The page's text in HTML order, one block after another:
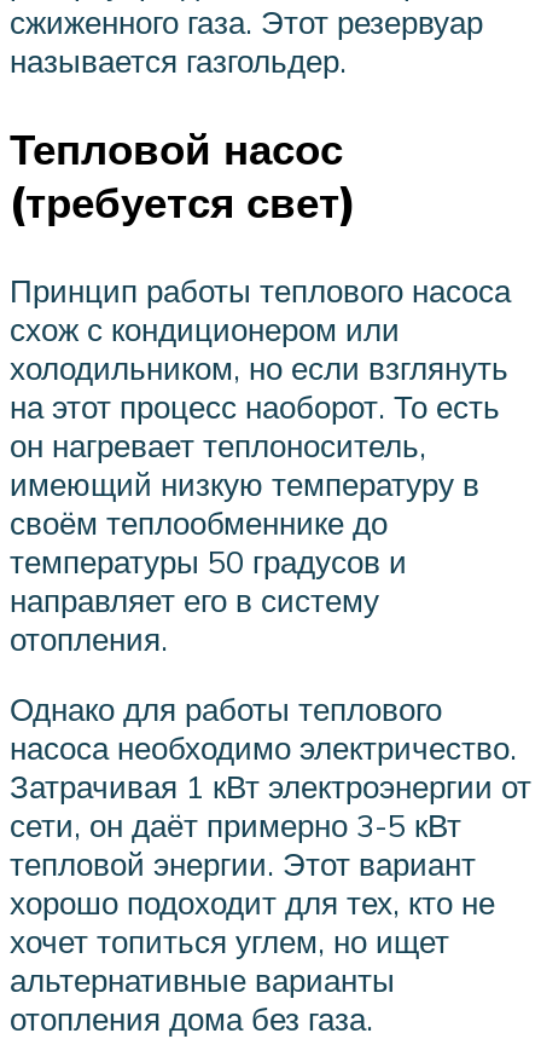
сжиженного газа. Этот резервуар
называется газгольдер.
Тепловой насос
(требуется свет)
Принцип работы теплового насоса
схож с кондиционером или
холодильником, но если взглянуть
на этот процесс наоборот. То есть
он нагревает теплоноситель,
имеющий низкую температуру в
своём теплообменнике до
температуры 50 градусов и
направляет его в систему
отопления.
Однако для работы теплового
насоса необходимо электричество.
Затрачивая 1 кВт электроэнергии от
сети, он даёт примерно 3-5 кВт
тепловой энергии. Этот вариант
хорошо подоходит для тех, кто не
хочет топиться углем, но ищет
альтернативные варианты
отопления дома без газа.